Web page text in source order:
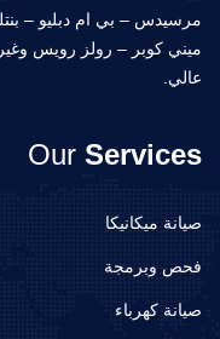
مرسيدس – بي ام دبليو –
ميني كوبر – رولز رويس
عالي.
Our Services
صيانة ميكانيكا
فحص وبرمجة
صيانة كهرباء